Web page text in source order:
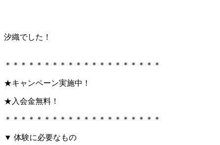
汐織でした！
＊＊＊＊＊＊＊＊＊＊＊＊＊＊＊＊＊＊＊＊
★キャンペーン実施中！
★入会金無料！
＊＊＊＊＊＊＊＊＊＊＊＊＊＊＊＊＊＊＊＊
▼ 体験に必要なもの